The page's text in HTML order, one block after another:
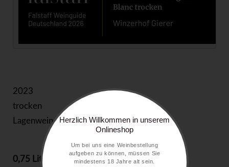
2023
trocken
Lagenwein
0,75 Liter 25,00 €
Herzlich Willkommen in unserem
Onlineshop
Um bei uns eine Weinbestellung
aufgeben zu können, müssen Sie
mindestens 18 Jahre alt sein.